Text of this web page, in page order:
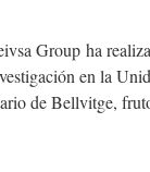
Group ha
en la
de Bellvitge,